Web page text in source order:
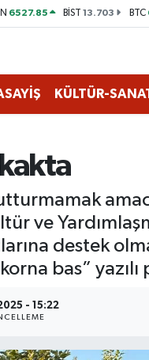
6527.85 BİST13.703 BTC
KÜLTÜR-
ve
destek
bas”
- 15:22